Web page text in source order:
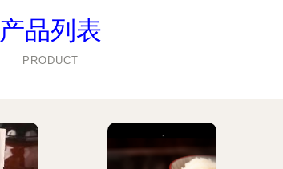
产品列表
PRODUCT